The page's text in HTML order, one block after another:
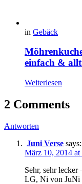
in Gebäck
einfach &
Weiterlesen
2 Comments
Antworten
Juni Verse says:
März 10, 2014 at
Sehr, sehr lecker
LG, Ni von JuNi